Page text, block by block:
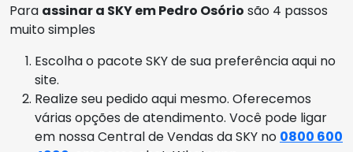
Para assinar a SKY em Pedro Osório são 4 passos
muito simples
Escolha o pacote SKY de sua preferência aqui no
site.
Realize seu pedido aqui mesmo. Oferecemos
várias opções de atendimento. Você pode ligar
em nossa Central de Vendas da SKY no 0800 600